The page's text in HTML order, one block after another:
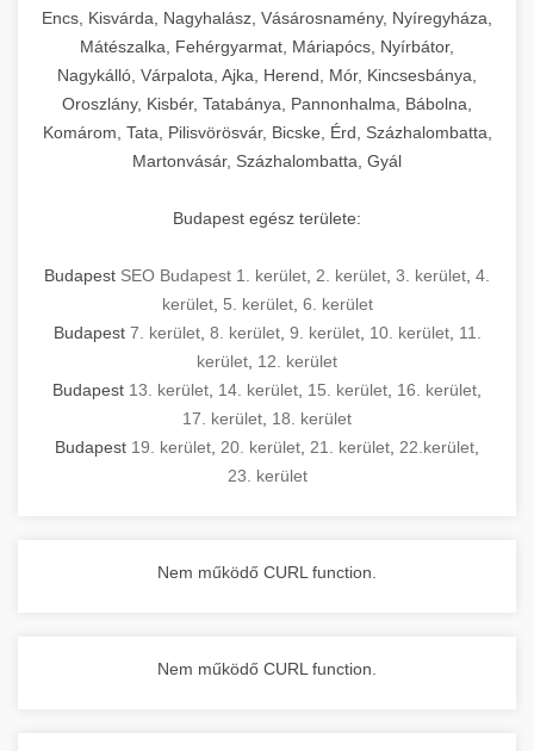
Encs, Kisvárda, Nagyhalász, Vásárosnamény, Nyíregyháza,
Mátészalka, Fehérgyarmat, Máriapócs, Nyírbátor,
Nagykálló, Várpalota, Ajka, Herend, Mór, Kincsesbánya,
Oroszlány, Kisbér, Tatabánya, Pannonhalma, Bábolna,
Komárom, Tata, Pilisvörösvár, Bicske, Érd, Százhalombatta,
Martonvásár, Százhalombatta, Gyál
Budapest egész területe:
Budapest SEO Budapest 1. kerület 2. kerület 3. kerület 4.
kerület, 5. kerület, 6. kerület
Budapest 7. kerület, 8. kerület, 9. kerület, 10. kerület, 11.
kerület 12. kerület
Budapest 13. kerület 14. kerület 15. kerület 16. kerület
17. kerület 18. kerület
Budapest 19. kerület 20. kerület 21. kerület 22.kerület
23. kerület
Nem működő CURL function.
Nem működő CURL function.